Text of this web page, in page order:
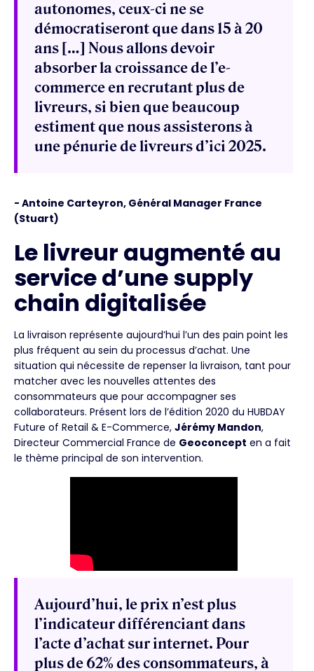
autonomes, ceux-ci ne se
démocratiseront que dans 15 à 20
ans […] Nous allons devoir
absorber la croissance de l’e-
commerce en recrutant plus de
livreurs, si bien que beaucoup
estiment que nous assisterons à
une pénurie de livreurs d’ici 2025.
- Antoine Carteyron, Général Manager France
(Stuart)
Le livreur augmenté au
service d’une supply
chain digitalisée
La livraison représente aujourd’hui l’un des pain point les
plus fréquent au sein du processus d’achat. Une
situation qui nécessite de repenser la livraison, tant pour
matcher avec les nouvelles attentes des
consommateurs que pour accompagner ses
collaborateurs. Présent lors de l’édition 2020 du HUBDAY
Future of Retail & E-Commerce, Jérémy Mandon,
Directeur Commercial France de Geoconcept en a fait
le thème principal de son intervention.
Aujourd’hui, le prix n’est plus
l’indicateur différenciant dans
l’acte d’achat sur internet. Pour
plus de 62% des consommateurs, à